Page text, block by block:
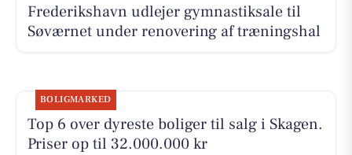
Frederikshavn udlejer gymnastiksale til
Søværnet under renovering af træningshal
BOLIGMARKED
Top 6 over dyreste boliger til salg i Skagen.
Priser op til 32.000.000 kr